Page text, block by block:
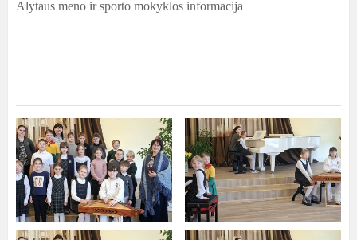
Alytaus meno ir sporto mokyklos informacija